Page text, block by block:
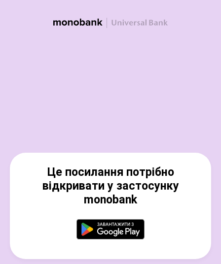
Це посилання потрібно
відкривати у застосунку
monobank